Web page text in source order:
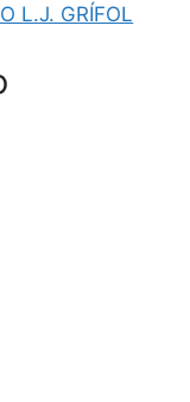
L.J. GRÍFOL